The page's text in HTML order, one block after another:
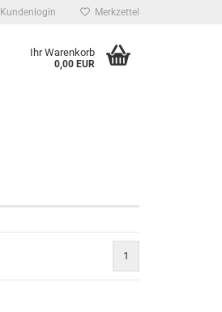
Kundenlogin Merkzettel
Ihr Warenkorb
0,00 EUR
1